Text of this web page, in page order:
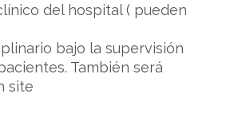
del hospital ( pueden
bajo la supervisión
También será
site